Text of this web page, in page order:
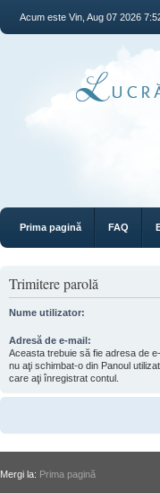
Acum este Vin, Aug 07 2026
Prima pagină FAQ
Trimitere parolă
Nume utilizator:
Adresă de e-mail:
Aceasta trebuie să fie adresa de
nu aţi schimbat-o din Panoul
care aţi înregistrat contul.
Mergi la: Prima pagină